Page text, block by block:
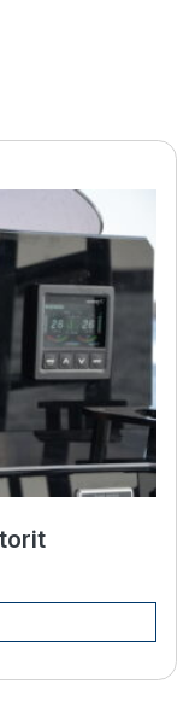
-potkurit